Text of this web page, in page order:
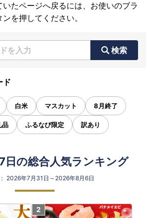
たページへ戻るには、お使いのブラ
を押してください。
検索
ド
白米 マスカット 8月終了
品 ふるなび限定 訳あり
の総合人気ランキング
2026年7月31日～2026年8月6日